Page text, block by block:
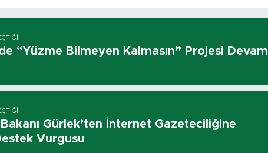
“Yüzme Bilmeyen Kalmasın” Projesi Devam
Gürlek’ten İnternet Gazeteciliğine
Vurgusu